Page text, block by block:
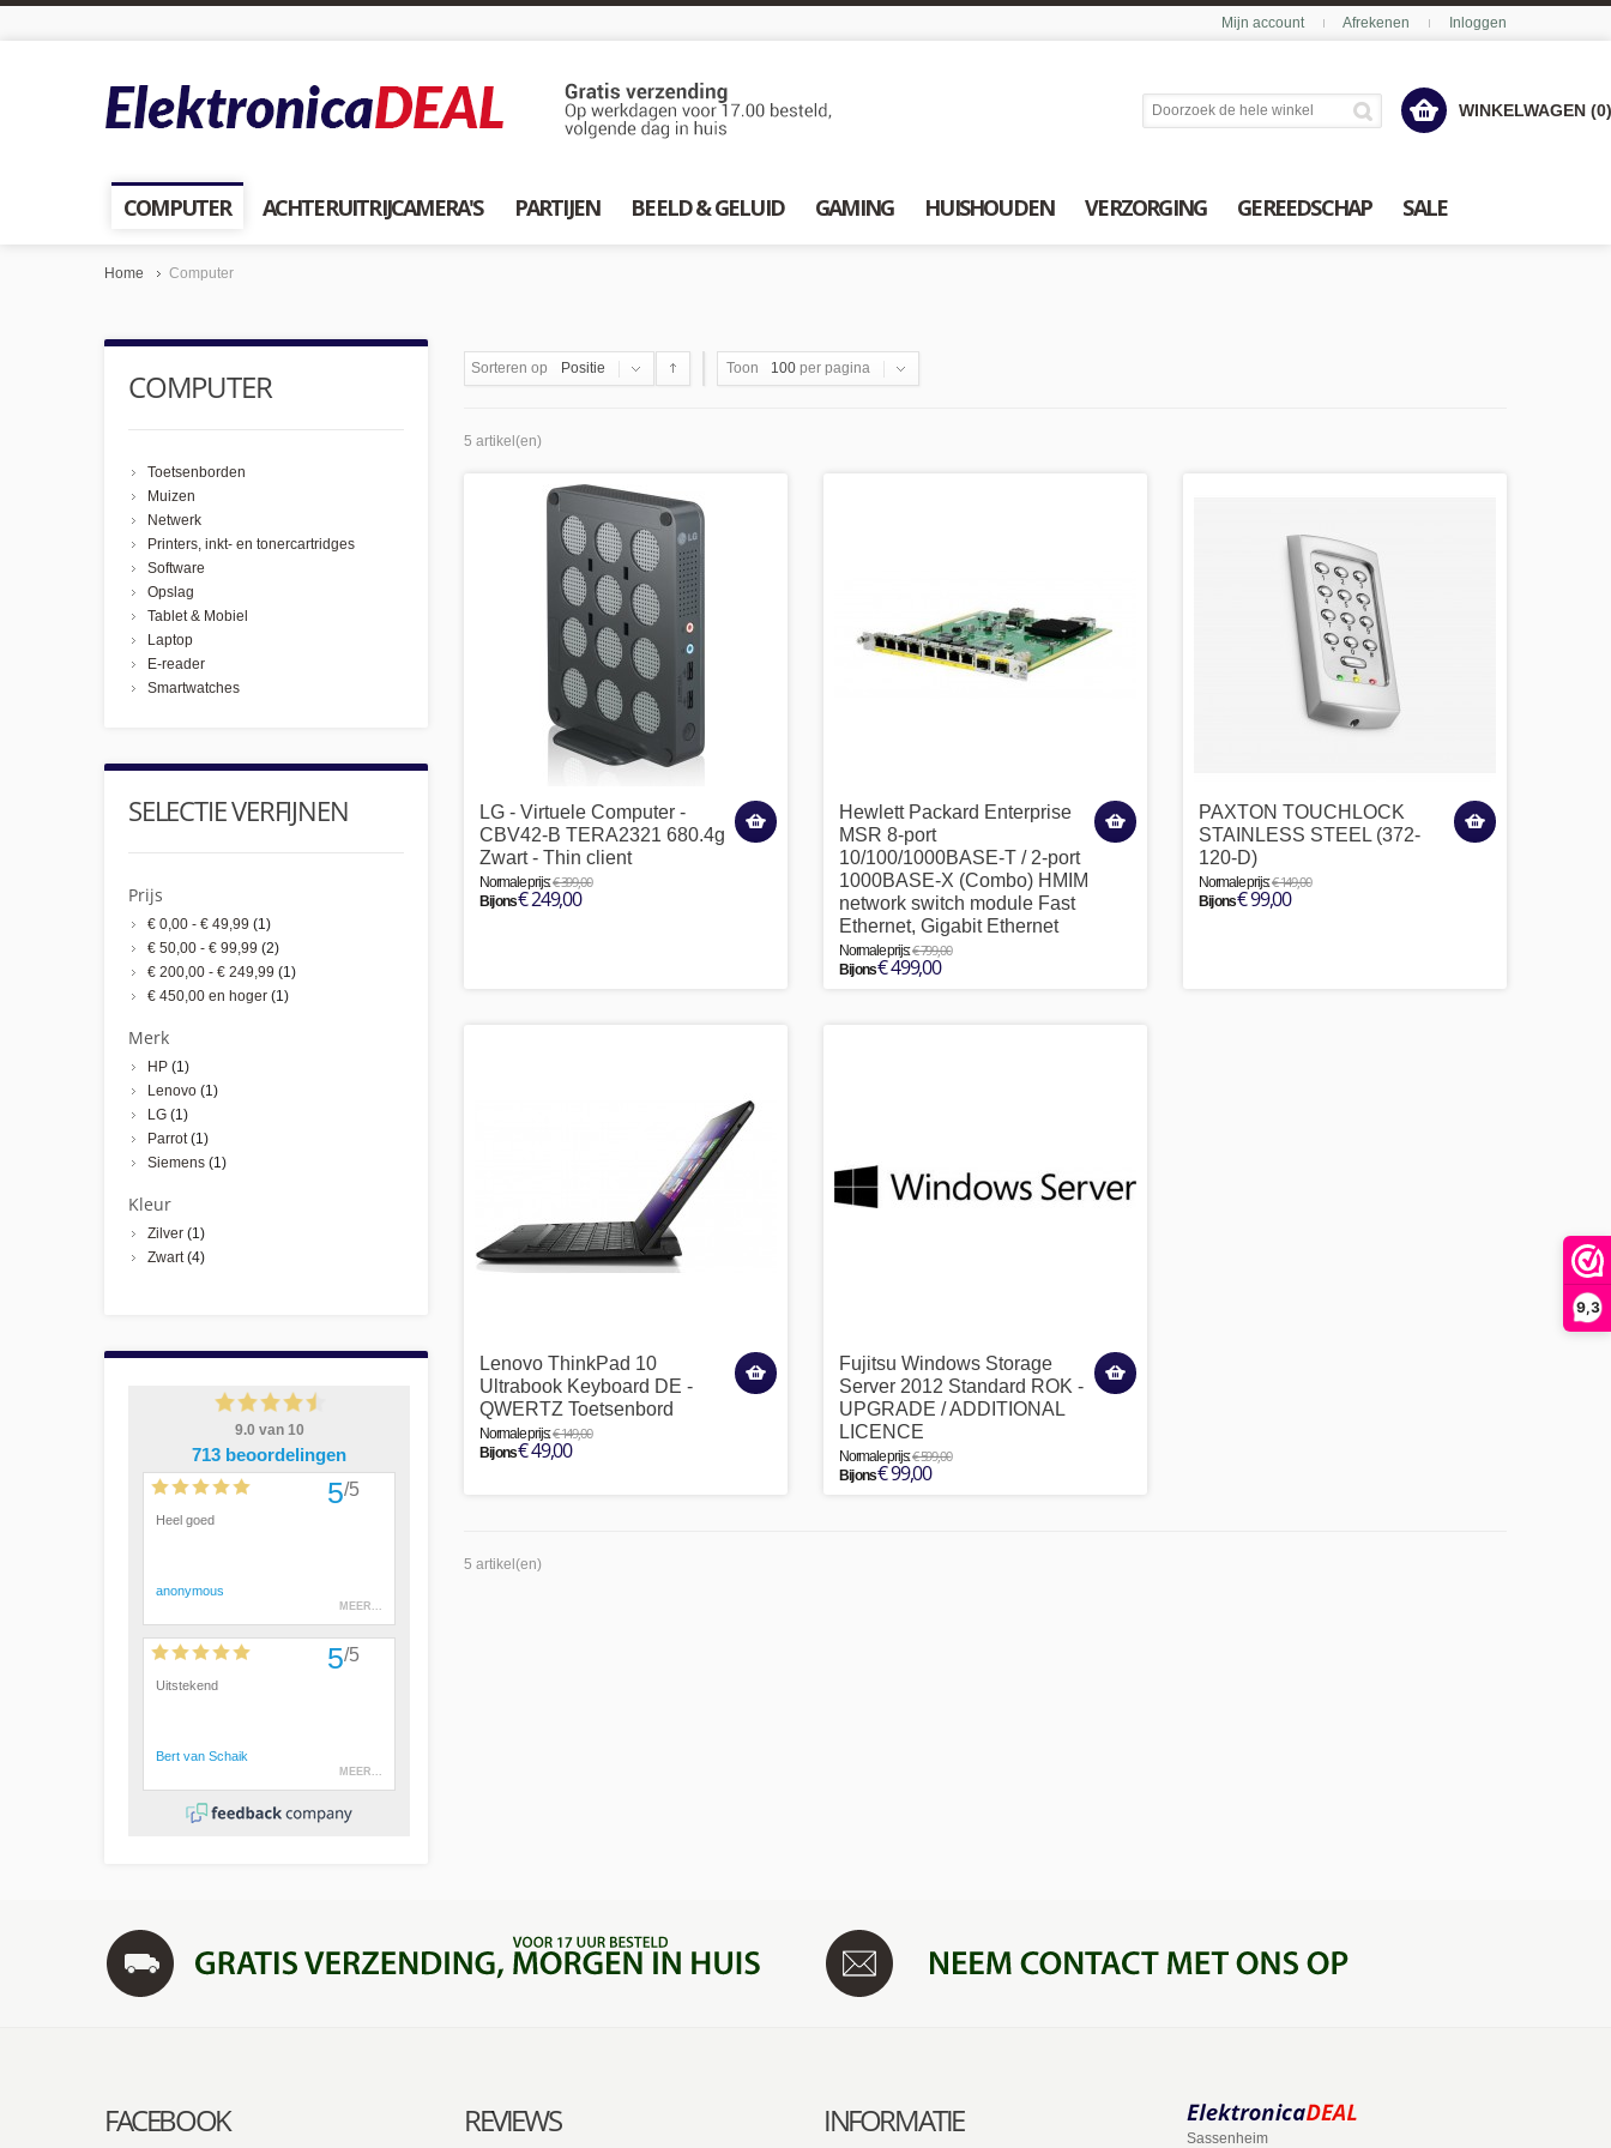
9,3
Mijn account Afrekenen Inloggen
WINKELWAGEN (0)
COMPUTER ACHTERUITRIJCAMERA'S PARTIJEN BEELD & GELUID GAMING HUISHOUDEN VERZORGING GEREEDSCHAP SALE
Home Computer
Sorteren op Positie Toon 100 per pagina
5 artikel(en)
LG - Virtuele Computer -
CBV42-B TERA2321 680.4g
Zwart - Thin client
Normale prijs:€ 399,00
Bij ons€ 249,00
Hewlett Packard Enterprise
MSR 8-port
10/100/1000BASE-T / 2-port
1000BASE-X (Combo) HMIM
network switch module Fast
Ethernet, Gigabit Ethernet
Normale prijs:€ 799,00
Bij ons€ 499,00
PAXTON TOUCHLOCK
STAINLESS STEEL (372-
120-D)
Normale prijs:€ 149,00
Bij ons€ 99,00
Lenovo ThinkPad 10
Ultrabook Keyboard DE -
QWERTZ Toetsenbord
Normale prijs:€ 149,00
Bij ons€ 49,00
Fujitsu Windows Storage
Server 2012 Standard ROK -
UPGRADE / ADDITIONAL
LICENCE
Normale prijs:€ 599,00
Bij ons€ 99,00
5 artikel(en)
COMPUTER
Toetsenborden
Muizen
Netwerk
Printers, inkt- en tonercartridges
Software
Opslag
Tablet & Mobiel
Laptop
E-reader
Smartwatches
SELECTIE VERFIJNEN
Prijs
€ 0,00 - € 49,99 (1)
€ 50,00 - € 99,99 (2)
€ 200,00 - € 249,99 (1)
€ 450,00 en hoger (1)
Merk
HP (1)
Lenovo (1)
LG (1)
Parrot(1)
Siemens (1)
Kleur
Zilver (1)
Zwart(4)
FACEBOOK REVIEWS INFORMATIE Sassenheim